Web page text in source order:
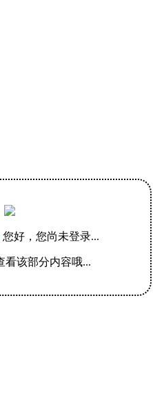
！战
戏
您好，您尚未登录...
看该部分内容哦...